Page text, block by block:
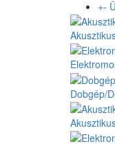
+-
Dobgép/